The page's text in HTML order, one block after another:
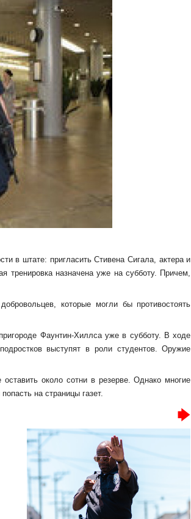
в штате: пригласить Стивена Сигала, актера и
тренировка назначена уже на субботу. Причем,
которые могли бы противостоять
Фаунтин-Хиллса уже в субботу. В ходе
выступят в роли студентов. Оружие
около сотни в резерве. Однако многие
на страницы газет.